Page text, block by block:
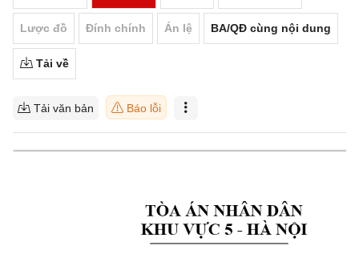
Lược đồ Đính chính Án lệ BA/QĐ cùng nội dung
Tải về
Tải văn bản Báo lỗi